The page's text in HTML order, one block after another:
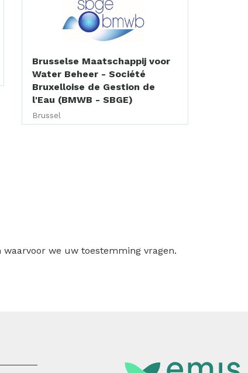
Brusselse Maatschappij voor
Water Beheer - Société
Bruxelloise de Gestion de
l'Eau (BMWB - SBGE)
Brussel
we uw toestemming vragen.